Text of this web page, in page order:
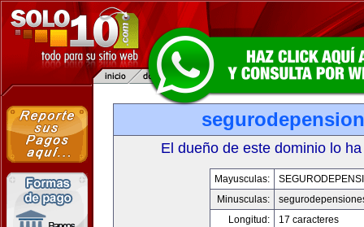
El dueño de este dominio lo
Mayusculas:
Minusculas:
Longitud:
17 caracteres